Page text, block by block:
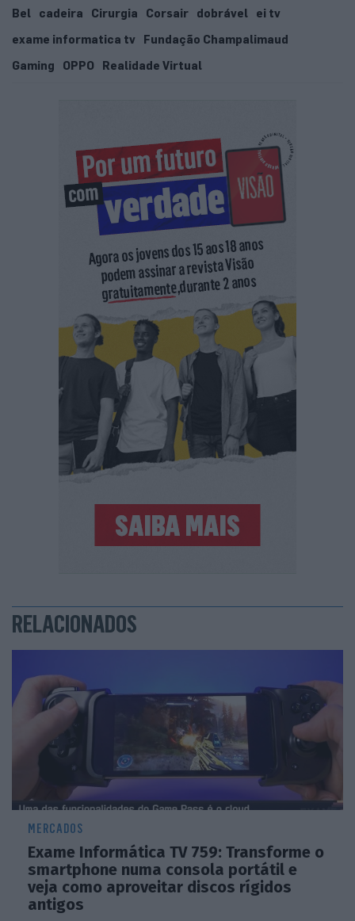
Bel
cadeira Cirurgia Corsair dobrável
ei tv
exame informatica tv
Fundação Champalimaud
Gaming
OPPO Realidade Virtual
RELACIONADOS
MERCADOS
Exame Informática TV 759: Transforme o
smartphone numa consola portátil e
veja como aproveitar discos rígidos
antigos